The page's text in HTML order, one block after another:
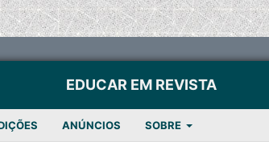
EDUCAR EM REVISTA
ANÚNCIOS SOBRE